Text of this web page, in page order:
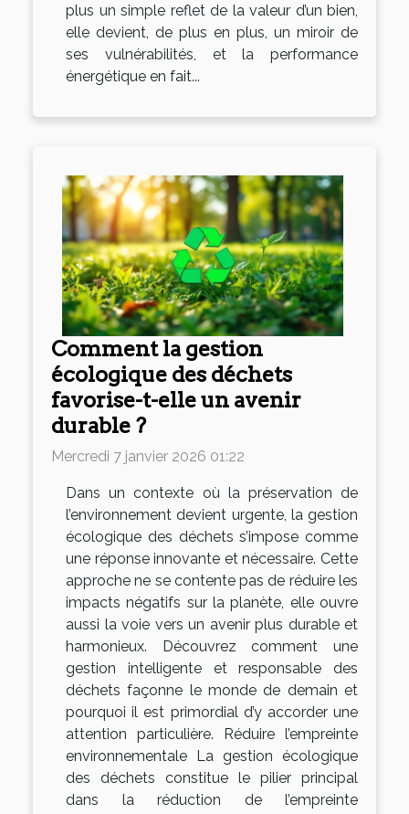
plus un simple reflet de la valeur d’un bien,
elle devient, de plus en plus, un miroir de
ses vulnérabilités, et la performance
énergétique en fait...
Comment la gestion
écologique des déchets
favorise-t-elle un avenir
durable ?
Mercredi 7 janvier 2026 01:22
Dans un contexte où la préservation de
l’environnement devient urgente, la gestion
écologique des déchets s’impose comme
une réponse innovante et nécessaire. Cette
approche ne se contente pas de réduire les
impacts négatifs sur la planète, elle ouvre
aussi la voie vers un avenir plus durable et
harmonieux. Découvrez comment une
gestion intelligente et responsable des
déchets façonne le monde de demain et
pourquoi il est primordial d’y accorder une
attention particulière. Réduire l’empreinte
environnementale La gestion écologique
des déchets constitue le pilier principal
dans la réduction de l’empreinte